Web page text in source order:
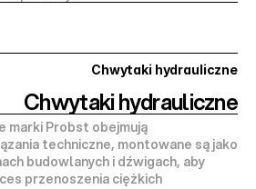
Chwytaki hydrauliczne
Chwytaki hydrauliczne
marki Probst obejmują
techniczne, montowane są jako
budowlanych i dźwigach, aby
przenoszenia ciężkich